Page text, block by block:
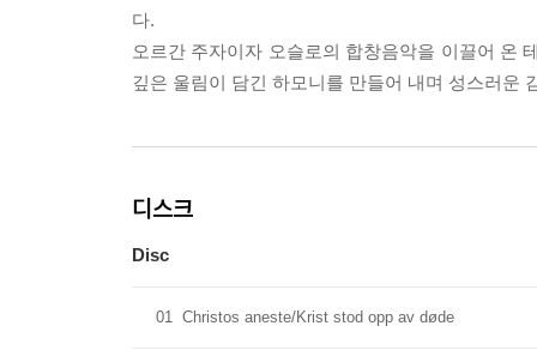
다.
오르간 주자이자 오슬로의 합창음악을 이끌어 온
깊은 울림이 담긴 하모니를 만들어 내며 성스러운
디스크
Disc
01 Christos aneste/Krist stod opp av døde